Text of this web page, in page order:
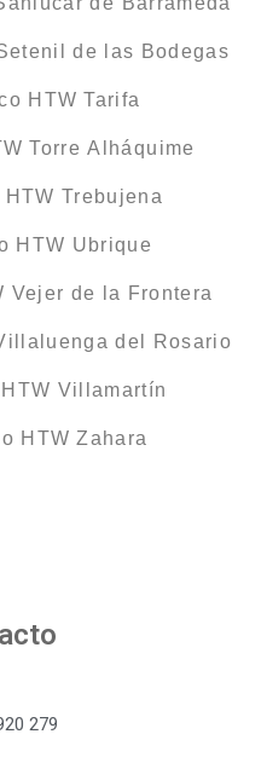
de las Bodegas
HTW Tarifa
Torre Alháquime
Trebujena
HTW Ubrique
Vejer de la Frontera
del Rosario
Villamartín
HTW Zahara
279